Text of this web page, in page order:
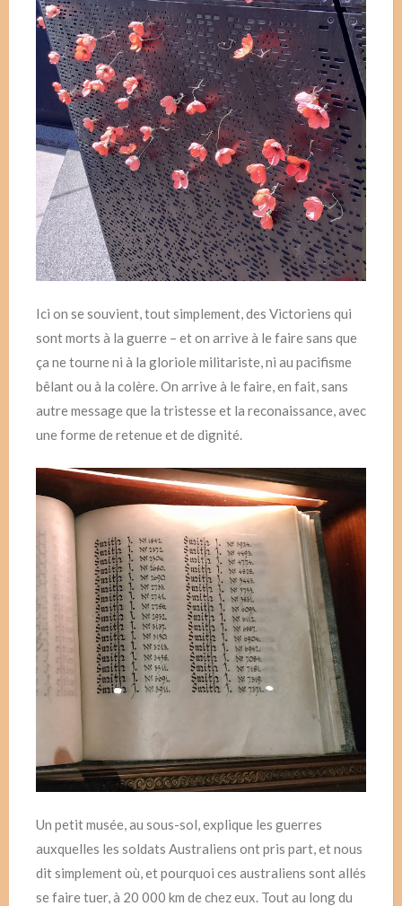
Ici on se souvient, tout simplement, des Victoriens qui
sont morts à la guerre – et on arrive à le faire sans que
ça ne tourne ni à la gloriole militariste, ni au pacifisme
bêlant ou à la colère. On arrive à le faire, en fait, sans
autre message que la tristesse et la reconaissance, avec
une forme de retenue et de dignité.
Un petit musée, au sous-sol, explique les guerres
auxquelles les soldats Australiens ont pris part, et nous
dit simplement où, et pourquoi ces australiens sont allés
se faire tuer, à 20 000 km de chez eux. Tout au long du